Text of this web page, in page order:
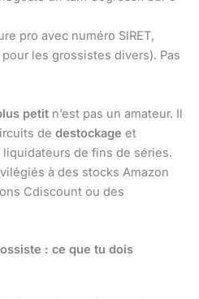
pro avec numéro SIRET,
les grossistes divers). Pas
petit n’est pas un amateur. Il
de destockage et
de fins de séries.
à des stocks Amazon
Cdiscount ou des
: ce que tu dois